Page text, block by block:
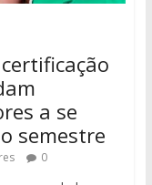
a se
semestre
0